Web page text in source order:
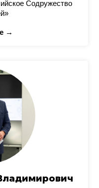
Содружество
→